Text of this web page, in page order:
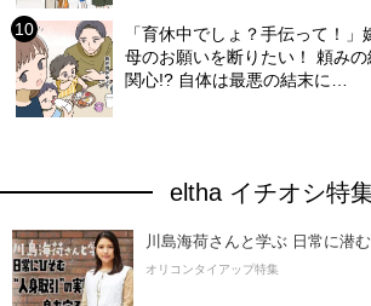
「育休中でしょ？手伝って！
母のお願いを断りたい！ 頼み
関心!? 自体は最悪の結末に…
eltha イチオシ特
川島海荷さんと学ぶ 日常に潜
オリコンタイアップ特集